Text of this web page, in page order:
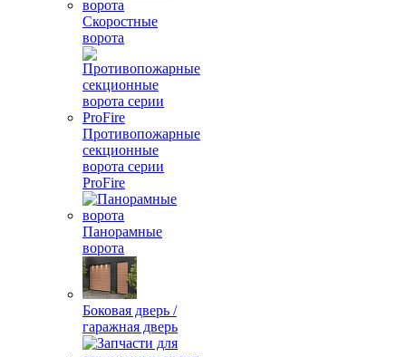
Скоростные
ворота
Противопожарные
секционные
ворота серии
ProFire
Панорамные
ворота
Боковая дверь /
гаражная дверь